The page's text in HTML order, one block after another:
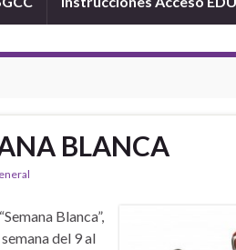
BLANCA
Blanca”,
del 9 al